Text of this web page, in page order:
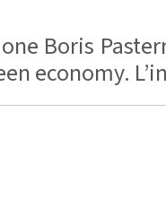
Boris
economy.